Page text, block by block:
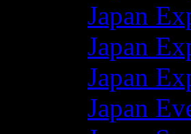
Japan
Japan
Japan
Japan